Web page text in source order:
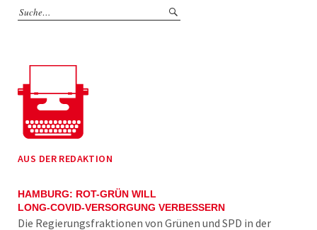
AUS DER REDAKTION
HAMBURG: ROT-GRÜN WILL
LONG-COVID-VERSORGUNG VERBESSERN
Die Regierungsfraktionen von Grünen und SPD in der